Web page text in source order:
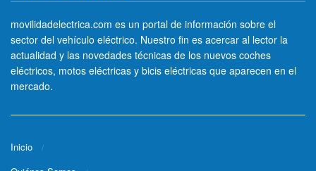
movilidadelectrica.com es un portal de información sobre el
sector del vehículo eléctrico. Nuestro fin es acercar al lector la
actualidad y las novedades técnicas de los nuevos coches
eléctricos, motos eléctricas y bicis eléctricas que aparecen en el
mercado.
Inicio